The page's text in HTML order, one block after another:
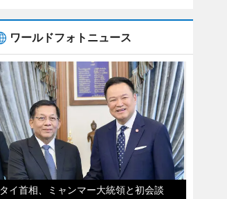
ワールドフォトニュース
タイ首相、ミャンマー大統領と初会談